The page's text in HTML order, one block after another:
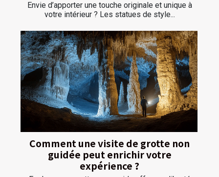
Envie d’apporter une touche originale et unique à
votre intérieur ? Les statues de style...
Comment une visite de grotte non
guidée peut enrichir votre
expérience ?